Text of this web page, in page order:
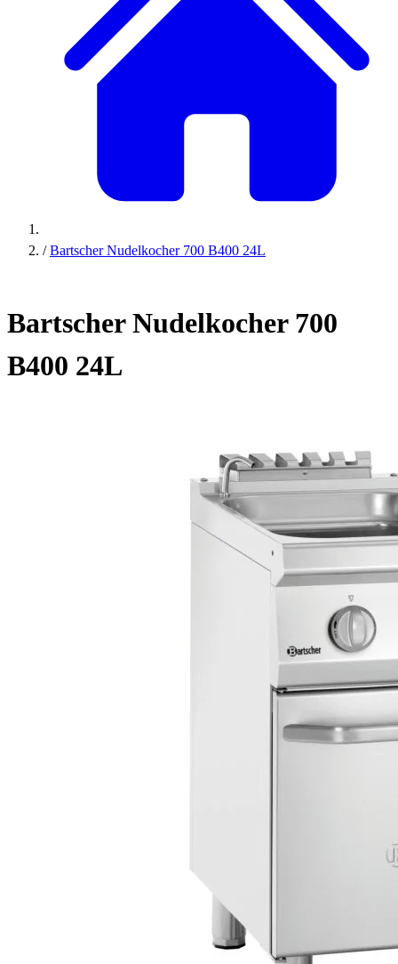
/ Bartscher Nudelkocher 700 B400 24L
Bartscher Nudelkocher 700
B400 24L